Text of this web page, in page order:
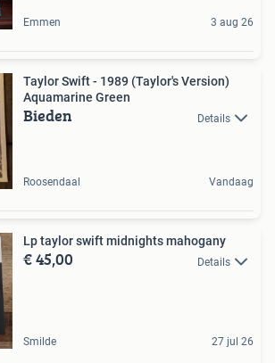
Emmen 3 aug 26
Taylor Swift - 1989 (Taylor's Version)
Aquamarine Green
Bieden Details
Roosendaal Vandaag
Lp taylor swift midnights mahogany
€ 45,00 Details
Smilde 27 jul 26